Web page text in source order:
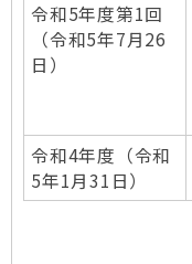
令和5年度第1回
（令和5年7月26
日）
令和4年度（令和
5年1月31日）